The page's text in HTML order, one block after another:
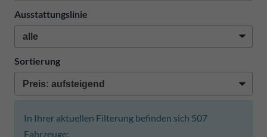
Ausstattungslinie
Sortierung
In Ihrer aktuellen Filterung befinden sich 507
Fahrzeuge: